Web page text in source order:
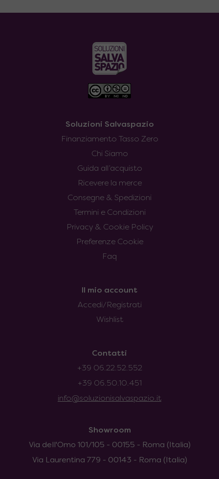
Soluzioni Salvaspazio
Finanziamento Tasso Zero
Chi Siamo
Guida all’acquisto
Ricevere la merce
Consegne & Spedizioni
Termini e Condizioni
Privacy & Cookie Policy
Preferenze Cookie
Faq
Il mio account
Accedi/Registrati
Wishlist
Contatti
+39 06.22.52.552
+39 06.50.10.451
info@soluzionisalvaspazio.it
Showroom
Via dell'Omo 101/105 - 00155 - Roma (Italia)
Via Laurentina 779 - 00143 - Roma (Italia)